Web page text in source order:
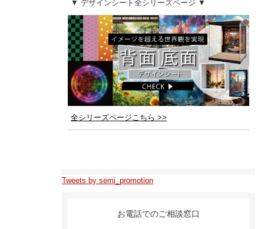
▼ デザインシート全シリーズページ ▼
全シリーズページこちら >>
Tweets by semi_promotion
お電話でのご相談窓口